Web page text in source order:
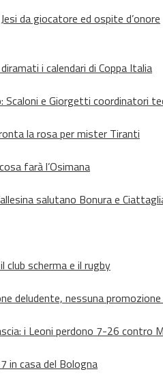
da giocatore ed ospite d’onore
i calendari di Coppa Italia
Scaloni e Giorgetti coordinatori
la rosa per mister Tiranti
farà l’Osimana
salutano Bonura e
scherma e il rugby
deludente, nessuna
i Leoni perdono 7-26 contro
in casa del Bologna